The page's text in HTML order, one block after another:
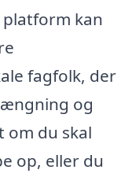
kan
fagfolk, der
og
om du skal
op, eller du